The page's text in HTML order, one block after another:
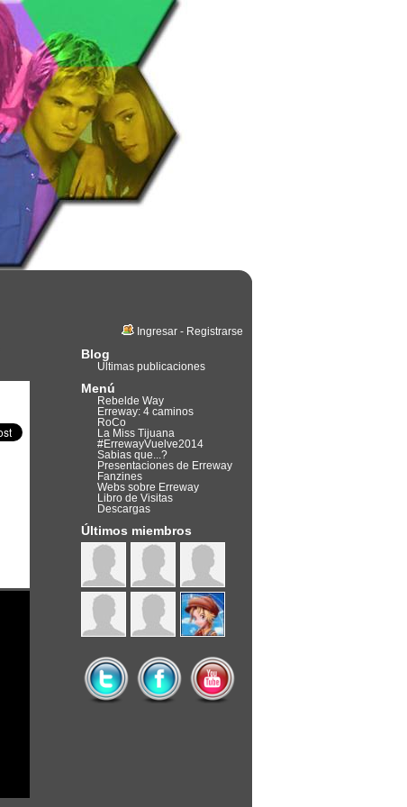
Ingresar - Registrarse
Blog
Últimas publicaciones
Menú
Rebelde Way
Erreway: 4 caminos
RoCo
La Miss Tijuana
#ErrewayVuelve2014
Sabias que...?
Presentaciones de Erreway
Fanzines
Webs sobre Erreway
Libro de Visitas
Descargas
Últimos miembros